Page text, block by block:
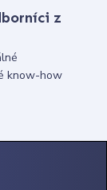
z
know-how